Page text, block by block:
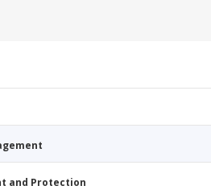
and Protection